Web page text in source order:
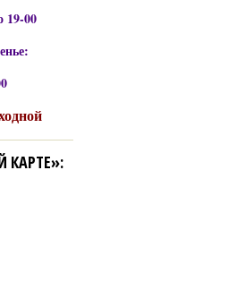
19-00
КАРТЕ»: